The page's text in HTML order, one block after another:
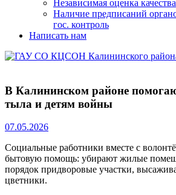
Независимая оценка качества
Наличие предписаний
гос. контроль
Написать нам
В Калининском районе
тыла и детям войны
07.05.2026
Социальные работники вместе с
бытовую помощь: убирают жилые
порядок придворовые участки,
цветники.